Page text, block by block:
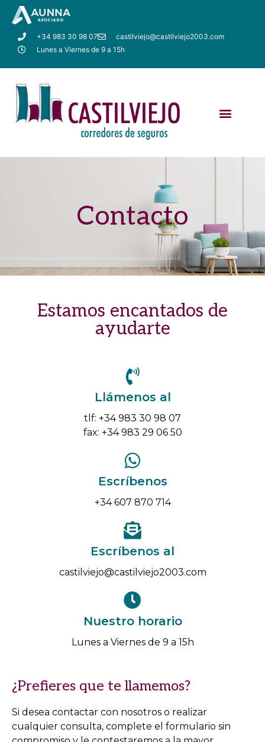
+34 983 30 98 07
castilviejo@castilviejo2003.com
Lunes a Viernes de 9 a 15h
Contacto
Estamos encantados de
ayudarte
Llámenos al
tlf: +34 983 30 98 07
fax: +34 983 29 06 50
Escríbenos
+34 607 870 714
Escríbenos al
castilviejo@castilviejo2003.com
Nuestro horario
Lunes a Viernes de 9 a 15h
¿Prefieres que te llamemos?
Si desea contactar con nosotros o realizar
cualquier consulta, complete el formulario sin